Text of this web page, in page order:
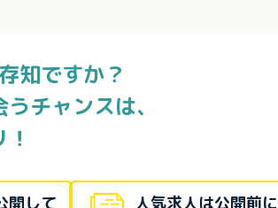
知ですか？
チャンスは、
開して 人気求人は公開前に